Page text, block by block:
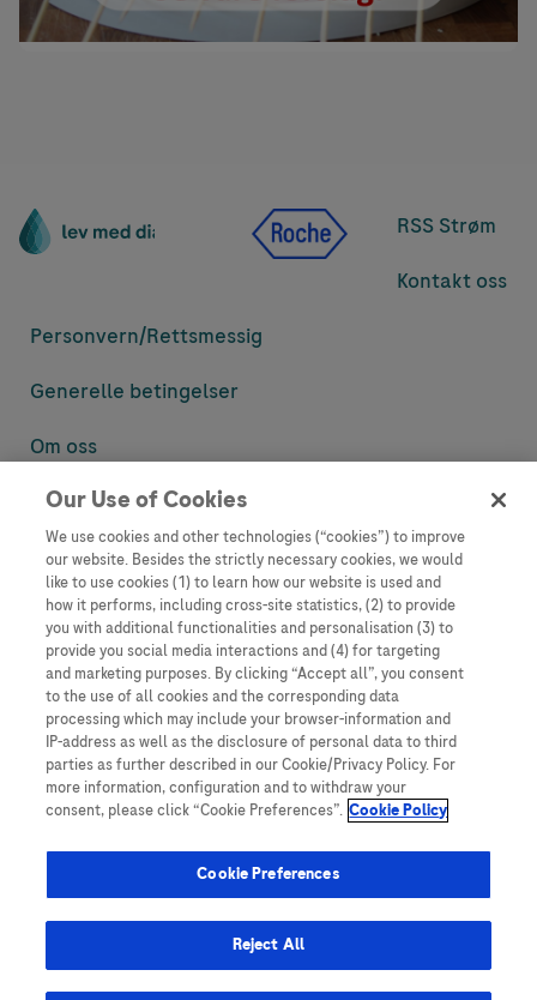
RSS Strøm
Kontakt oss
Personvern/Rettsmessig
Generelle betingelser
Om oss
Denne nettsiden inneholder informasjon som er målsatt til en stor
informasjon som ellers ikke er tilgjengelig eller gyldig i ditt land.
Vennligst vær oppmerksom på at vi ikke tar noe ansvar for tilgang til
informasjon som muligens ikke er i samsvar med noen gyldig juridisk
prosess, regulering, registrering eller bruk i bostedslandet ditt.
Roche har ikke alltid mulighet til å kvalitetssikre andres innlegg, men
vil fjerne villedende eller upassende innlegg så langt det lar seg gjøre.
Vi har ikke ansvar for innhold på eksterne nettsider som det lenkes til.
Kopiering av materiale fra dette nettstedet for bruk annet sted er ikke
tillatt uten avtale. Nettstedet selger plass til annonsører, og slikt
innhold er merket.
Dette nettstedet er ikke beregnet for å rapportere bivirkninger eller
hendelse, se www.accu-chek.no.
© 2025, Roche. Alle rettigheter forbeholdt.
Roche Diagnostics Norge AS • Brynsengfaret 6B, Postboks 6610
Etterstad, 0607 • E-post: no.accuchek@roche.com • Telefon: 21 400
100 • www.accu-chek.no
Our Use of Cookies
We use cookies and other technologies (“cookies”) to improve
our website. Besides the strictly necessary cookies, we would
like to use cookies (1) to learn how our website is used and
how it performs, including cross-site statistics, (2) to provide
you with additional functionalities and personalisation (3) to
provide you social media interactions and (4) for targeting
and marketing purposes. By clicking “Accept all”, you consent
to the use of all cookies and the corresponding data
processing which may include your browser-information and
IP-address as well as the disclosure of personal data to third
parties as further described in our Cookie/Privacy Policy. For
more information, configuration and to withdraw your
consent, please click “Cookie Preferences”. Cookie Policy
Cookie Preferences
Reject All